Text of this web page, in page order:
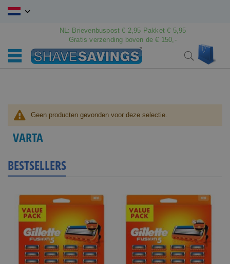
Ga
NL: Brievenbuspost € 2,95 Pakket € 5,95
Gratis verzending boven de € 150,-
Search
Geen producten gevonden voor deze selectie.
VARTA
BESTSELLERS